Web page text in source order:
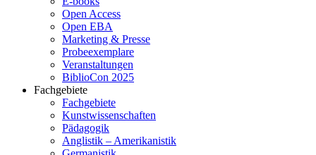
Open Access
Open EBA
Marketing & Presse
Probeexemplare
Veranstaltungen
BiblioCon 2025
Fachgebiete
Fachgebiete
Kunstwissenschaften
Pädagogik
Anglistik – Amerikanistik